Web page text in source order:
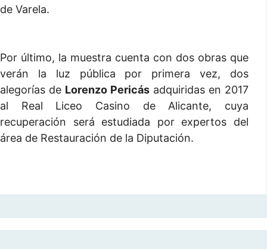
de Varela.
Por último, la muestra cuenta con dos obras que
verán la luz pública por primera vez, dos
alegorías de Lorenzo Pericás adquiridas en 2017
al Real Liceo Casino de Alicante, cuya
recuperación será estudiada por expertos del
área de Restauración de la Diputación.